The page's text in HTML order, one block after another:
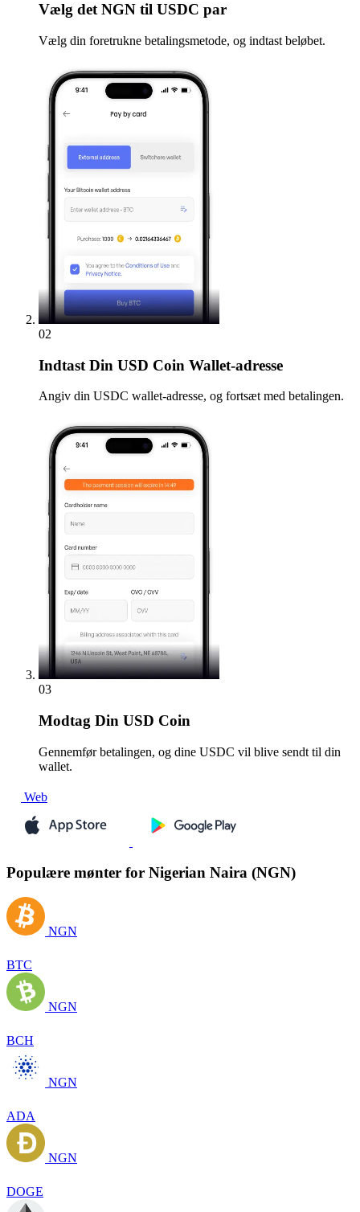
Vælg det NGN til USDC par
Vælg din foretrukne betalingsmetode, og indtast beløbet.
02
Indtast Din USD Coin Wallet-adresse
Angiv din USDC wallet-adresse, og fortsæt med betalingen.
03
Modtag Din USD Coin
Gennemfør betalingen, og dine USDC vil blive sendt til din
wallet.
Web
Populære mønter for Nigerian Naira (NGN)
NGN
BTC
NGN
BCH
NGN
ADA
NGN
DOGE